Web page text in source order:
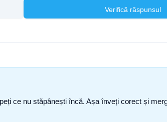
Verifică răspunsul
ce nu stăpânești încă. Așa înveți corect și